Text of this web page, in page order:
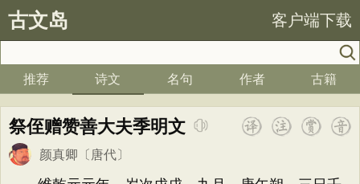
古文岛 客户端下载
推荐 诗文 名句 作者 古籍
祭侄赠赞善大夫季明文
颜真卿 〔唐代〕